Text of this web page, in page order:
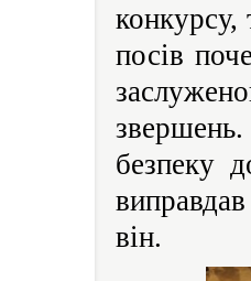
конкурсу,
посів
безпеку
він.